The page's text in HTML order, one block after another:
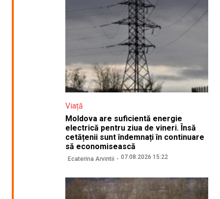
Viață
Moldova are suficientă energie
electrică pentru ziua de vineri. Însă
cetățenii sunt îndemnați în continuare
să economisească
Ecaterina Arvintii 07.08.2026 15:22